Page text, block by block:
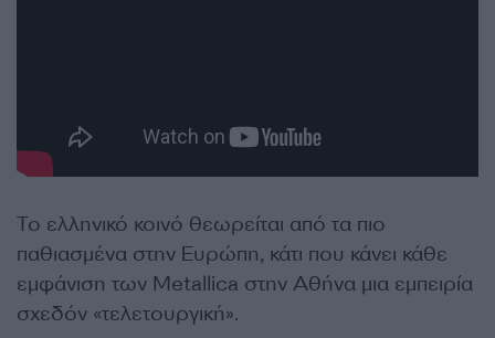
Το ελληνικό κοινό θεωρείται από τα πιο
παθιασμένα στην Ευρώπη, κάτι που κάνει κάθε
εμφάνιση των Metallica στην Αθήνα μια εμπειρία
σχεδόν «τελετουργική».